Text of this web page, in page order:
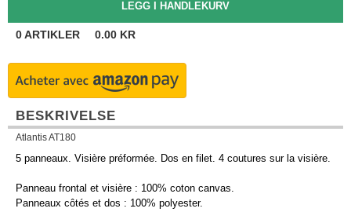
0ARTIKLER 0.00 KR
BESKRIVELSE
Atlantis AT180
5 panneaux. Visière préformée. Dos en filet. 4 coutures sur la visière.
Panneau frontal et visière : 100% coton canvas.
Panneaux côtés et dos : 100% polyester.